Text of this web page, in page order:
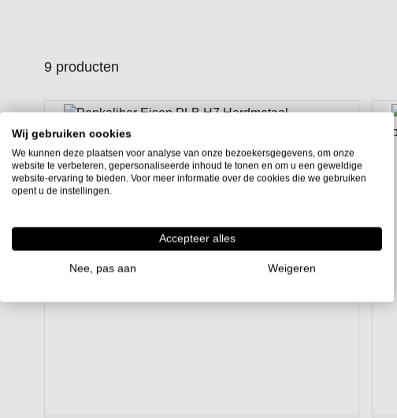
9 producten
Wij gebruiken cookies
We kunnen deze plaatsen voor analyse van onze bezoekersgegevens, om onze
website te verbeteren, gepersonaliseerde inhoud te tonen en om u een geweldige
website-ervaring te bieden. Voor meer informatie over de cookies die we gebruiken
opent u de instellingen.
Accepteer alles
Nee, pas aan Weigeren